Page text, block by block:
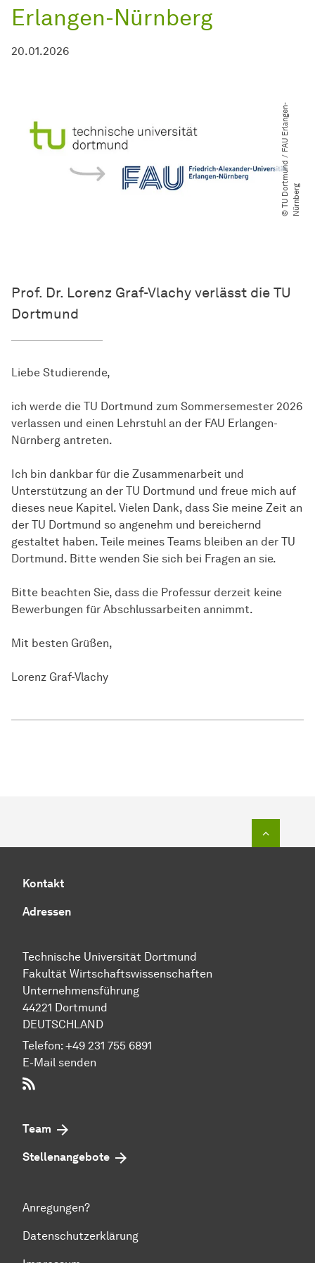
Erlangen-Nürnberg
20.01.2026
©
T
U
D
or
t
m
u
n
d
​
/​
F
A
U
E
r
l
a
n
g
e
n
-
N
ü
r
n
b
e
rg
Prof. Dr. Lorenz Graf-Vlachy verlässt die TU
Dortmund
Liebe Studierende,
ich werde die TU Dortmund zum Sommersemester 2026
verlassen und einen Lehrstuhl an der FAU Erlangen-
Nürnberg antreten.
Ich bin dankbar für die Zusammenarbeit und
Unterstützung an der TU Dortmund und freue mich auf
dieses neue Kapitel. Vielen Dank, dass Sie meine Zeit an
der TU Dortmund so angenehm und bereichernd
gestaltet haben. Teile meines Teams bleiben an der TU
Dortmund. Bitte wenden Sie sich bei Fragen an sie.
Bitte beachten Sie, dass die Professur derzeit keine
Bewerbungen für Abschlussarbeiten annimmt.
Mit besten Grüßen,
Lorenz Graf-Vlachy
Kontakt
Adressen
Technische Uni­ver­si­tät Dort­mund
Fakultät Wirtschafts­wissen­schaften
Unternehmensführung
44221 Dort­mund
DEUTSCHLAND
Telefon: +49 231 755 6891
E-Mail senden
Team
Stellenangebote
Anregungen?
Datenschutzerklärung